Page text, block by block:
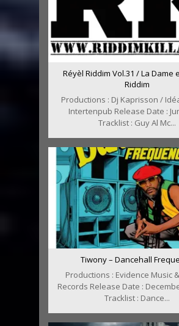
Réyèl Riddim Vol.31 / La Dame
Riddim
Productions : Dj Kaprisson /
Intertenpub Release Date :
Tracklist : Guy Al Mc...
Tiwony – Dancehall
Productions : Evidence Music
Records Release Date :
Tracklist : Dance...